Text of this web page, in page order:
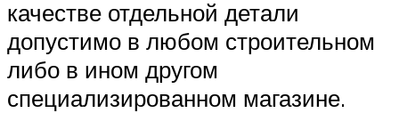
качестве отдельной детали
допустимо в любом строительном
либо в ином другом
специализированном магазине.